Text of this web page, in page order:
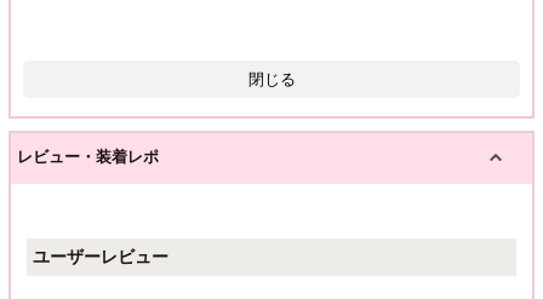
閉じる
レビュー・装着レポ
ユーザーレビュー